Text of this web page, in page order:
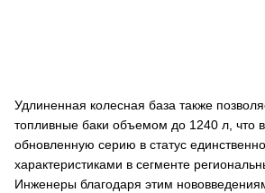
Удлиненная колесная база также
топливные баки объемом до 1240 л, что
обновленную серию в статус
характеристиками в сегменте
Инженеры благодаря этим